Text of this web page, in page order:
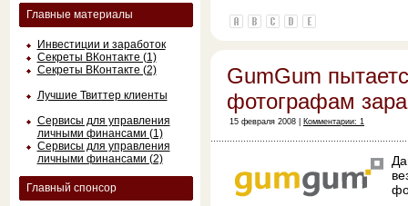
Главные материалы
Инвестиции и заработок
Секреты ВКонтакте (1)
Секреты ВКонтакте (2)
Лучшие Твиттер клиенты
Сервисы для управления
личными финансами (1)
Сервисы для управления
личными финансами (2)
Главный спонсор
GumGum
фотографам
15 февраля 2008 | Комментарии: 1